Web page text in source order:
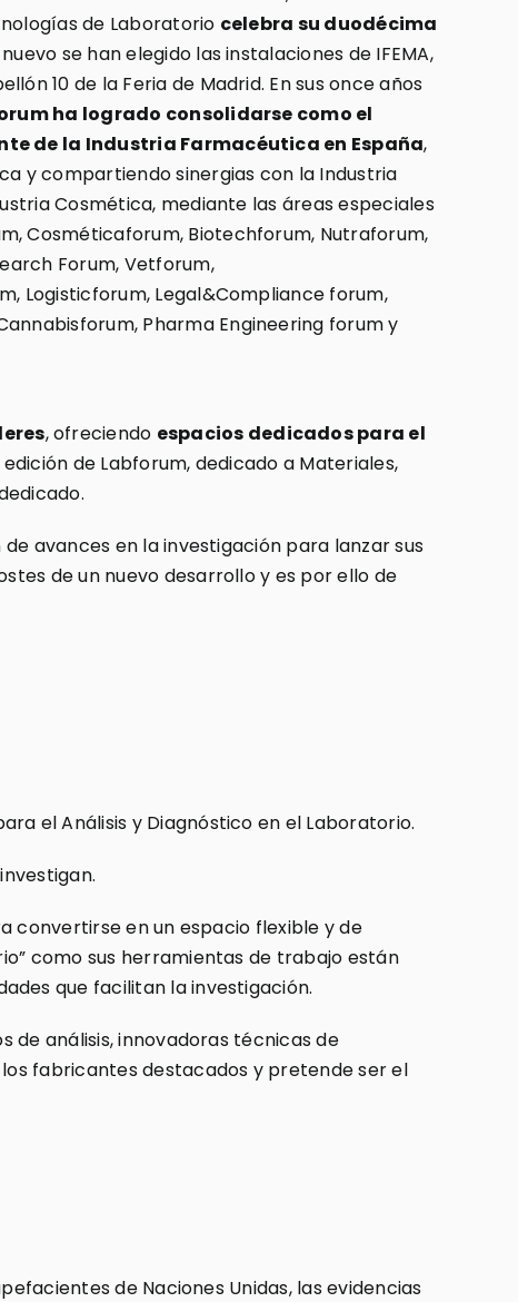
de Laboratorio celebra su duodécima
se han elegido las instalaciones de IFEMA,
10 de la Feria de Madrid. En sus once años
ha logrado consolidarse como el
de la Industria Farmacéutica en España,
y compartiendo sinergias con la Industria
Cosmética, mediante las áreas especiales
Cosméticaforum, Biotechforum, Nutraforum,
Forum, Vetforum,
Logisticforum, Legal&Compliance forum,
Pharma Engineering forum y
, ofreciendo espacios dedicados para el
de Labforum, dedicado a Materiales,
avances en la investigación para lanzar sus
de un nuevo desarrollo y es por ello de
el Análisis y Diagnóstico en el Laboratorio.
convertirse en un espacio flexible y de
como sus herramientas de trabajo están
que facilitan la investigación.
de análisis, innovadoras técnicas de
fabricantes destacados y pretende ser el
de Naciones Unidas, las evidencias